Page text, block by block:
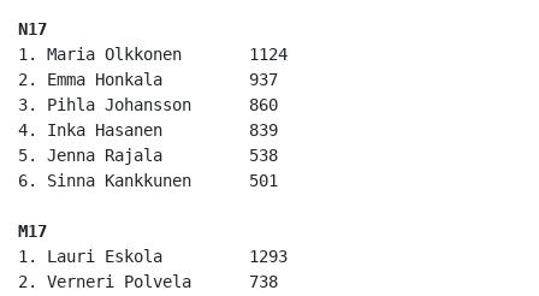
N17
1. Maria Olkkonen	1124
2. Emma Honkala		937
3. Pihla Johansson	860
4. Inka Hasanen		839
5. Jenna Rajala		538
6. Sinna Kankkunen	501
1. Lauri Eskola		1293
2. Verneri Polvela	738